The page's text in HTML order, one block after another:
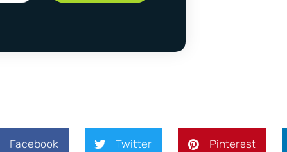
Facebook Twitter Pinterest